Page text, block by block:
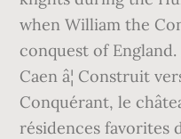
when William the
conquest of
Caen â¦ Construit
Conquérant, le
résidences favorites